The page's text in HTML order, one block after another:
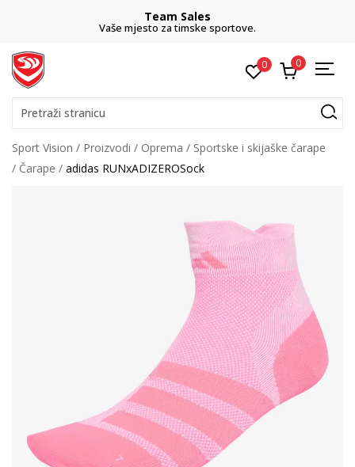
Team Sales
Vaše mjesto za timske sportove.
0 0
Pretraži stranicu
Sport Vision Proizvodi Oprema
Sportske i skijaške čarape
Čarape
adidas RUNxADIZEROSock